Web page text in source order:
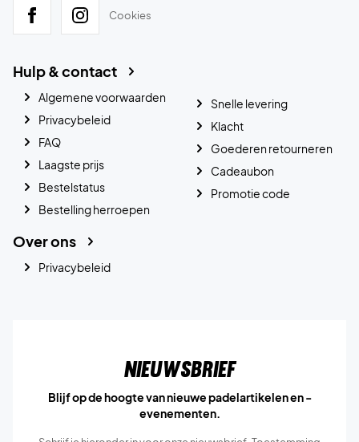
Cookies
Hulp & contact
Algemene voorwaarden
Privacybeleid
FAQ
Laagste prijs
Bestelstatus
Bestelling herroepen
Snelle levering
Klacht
Goederen retourneren
Cadeaubon
Promotie code
Over ons
Privacybeleid
Nieuwsbrief
Blijf op de hoogte van nieuwe padelartikelen en -
evenementen.